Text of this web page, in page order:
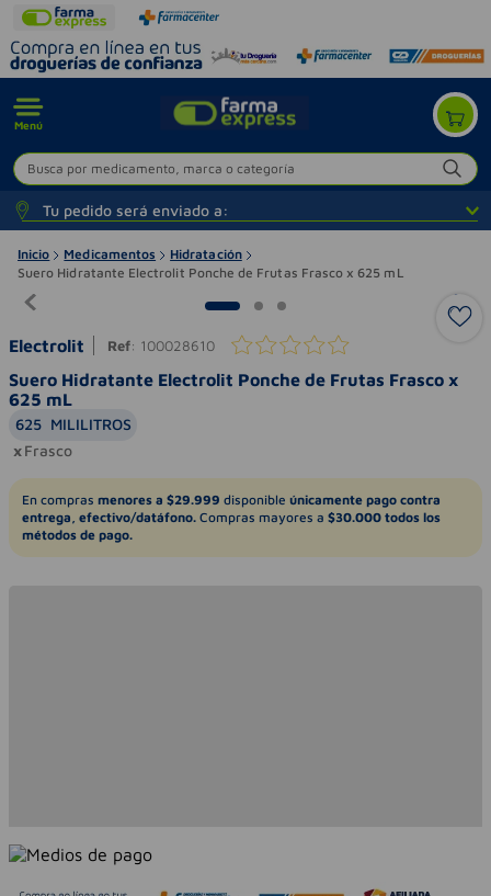
Menú
Busca por medicamento, marca o categoría
Tu pedido será enviado a:
Inicio Medicamentos
Hidratación
Suero Hidratante Electrolit Ponche de Frutas Frasco x 625 mL
Electrolit Ref: 100028610
Suero Hidratante Electrolit Ponche de Frutas Frasco x
625 mL
625 MILILITROS
Frasco
En compras menores a $29.999 disponible únicamente pago contra
entrega, efectivo/datáfono. Compras mayores a $30.000 todos los
métodos de pago.